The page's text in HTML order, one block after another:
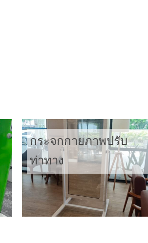
กระจกกายภาพปรับ
ท่าทาง